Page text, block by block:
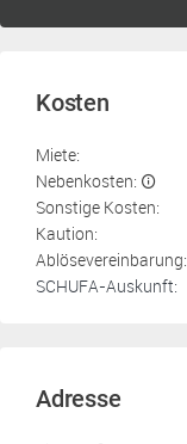
Kosten
Miete:
Nebenkosten:
Sonstige Kosten:
Kaution:
Ablösevereinbarung:
SCHUFA-Auskunft:
Adresse